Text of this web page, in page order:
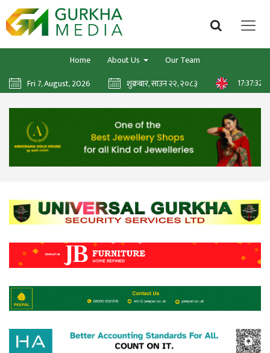
Home About Us
Our Team
Fri 7, August, 2026
शुक्रबार, साउन २२, २०८३ 17:37:34